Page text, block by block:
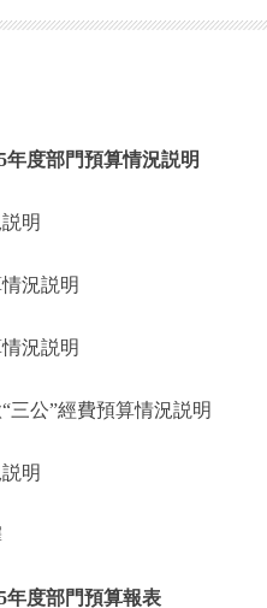
務
務
度部門預算情況説明
明
況説明
況説明
公”經費預算情況説明
明
年度部門預算報表